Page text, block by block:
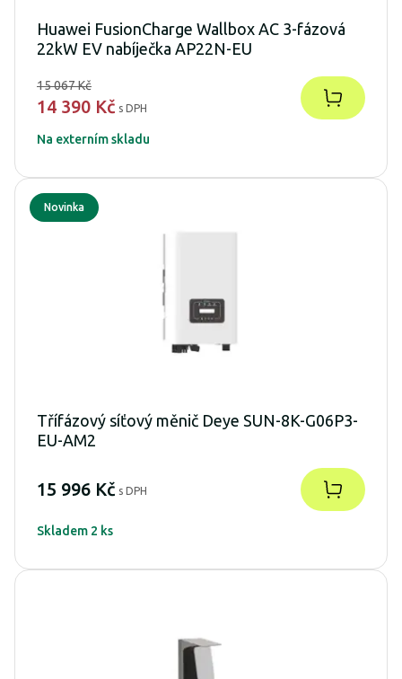
Huawei FusionCharge Wallbox AC 3-fázová
22kW EV nabíječka AP22N-EU
15 067 Kč
14 390 Kč s DPH
Na externím skladu
Novinka
Třífázový síťový měnič Deye SUN-8K-G06P3-
EU-AM2
15 996 Kč s DPH
Skladem 2 ks